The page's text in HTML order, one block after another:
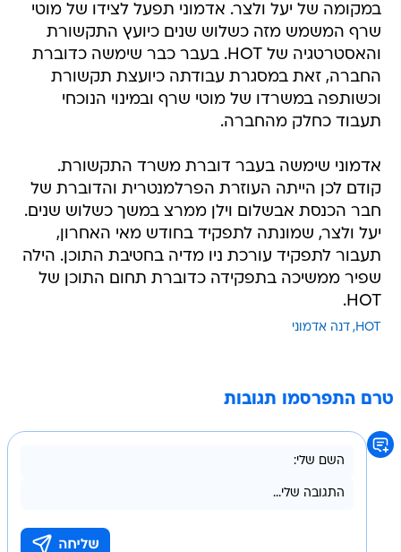
במקומה של יעל ולצר. אדמוני תפעל לצידו של מוטי
שרף המשמש מזה כשלוש שנים כיועץ התקשורת
והאסטרטגיה של HOT. בעבר כבר שימשה כדוברת
החברה, זאת במסגרת עבודתה כיועצת תקשורת
וכשותפה במשרדו של מוטי שרף ובמינוי הנוכחי
תעבוד כחלק מהחברה.
אדמוני שימשה בעבר דוברת משרד התקשורת.
קודם לכן הייתה העוזרת הפרלמנטרית והדוברת של
חבר הכנסת אבשלום וילן ממרצ במשך כשלוש שנים.
יעל ולצר, שמונתה לתפקיד בחודש מאי האחרון,
תעבור לתפקיד עורכת ניו מדיה בחטיבת התוכן. הילה
שפיר ממשיכה בתפקידה כדוברת תחום התוכן של
HOT.
HOT דנה אדמוני
טרם התפרסמו תגובות